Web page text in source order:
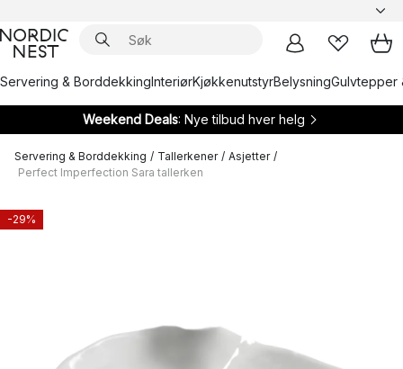
Servering & BorddekkingInteriørKjøkkenutstyrBelysningGulvtepper
Weekend Deals: Nye tilbud hver helg
Servering & Borddekking / Tallerkener / Asjetter /
Perfect Imperfection Sara tallerken
-29%